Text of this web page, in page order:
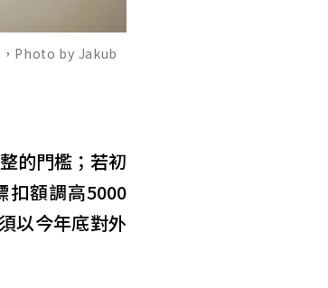
，Photo by Jakub
的門檻；若初
扣額調高5000
以今年底對外